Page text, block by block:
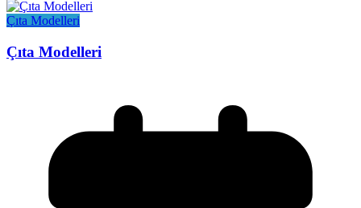
Çıta Modelleri
Çıta Modelleri